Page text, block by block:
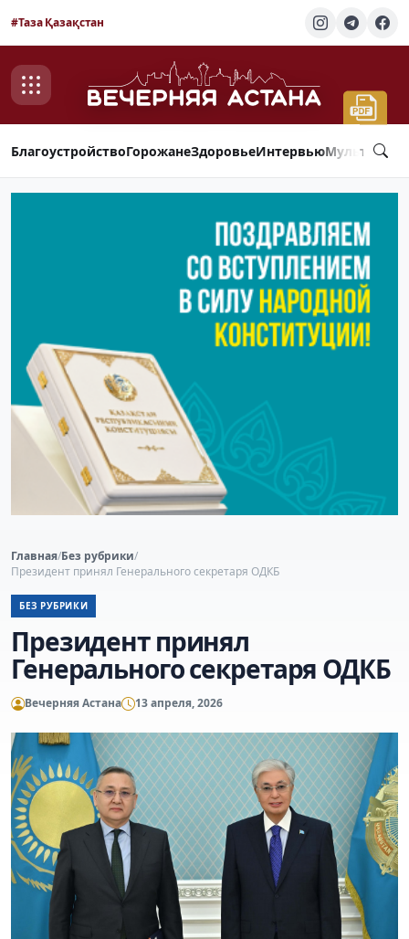
#Таза Қазақстан
БлагоустройствоГорожанеЗдоровьеИнтервью
Главная/Без рубрики/
Президент принял Генерального секретаря ОДКБ
БЕЗ РУБРИКИ
Президент принял
Генерального секретаря ОДКБ
Вечерняя Астана 13 апреля, 2026